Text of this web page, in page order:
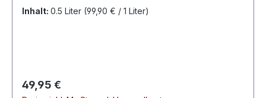
wahren Geheimtipp genießen. Kennzeichnend
den Palmenstränden der Karibischen Küste
wachsen unsere Bananen inmitten der
Inhalt: 0.5 Liter (99,90 € / 1 Liter)
Regulärer Preis:
49,95 €